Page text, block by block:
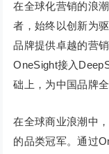
在全球化营销的浪
者，始终以创新为
品牌提供卓越的营
OneSight接入
础上，为中国品牌
在全球商业浪潮中
的品类冠军。通过